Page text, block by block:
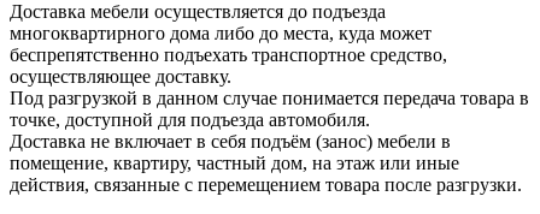
Доставка мебели осуществляется до подъезда
многоквартирного дома либо до места, куда может
беспрепятственно подъехать транспортное средство,
осуществляющее доставку.
Под разгрузкой в данном случае понимается передача товара в
точке, доступной для подъезда автомобиля.
Доставка не включает в себя подъём (занос) мебели в
помещение, квартиру, частный дом, на этаж или иные
действия, связанные с перемещением товара после разгрузки.